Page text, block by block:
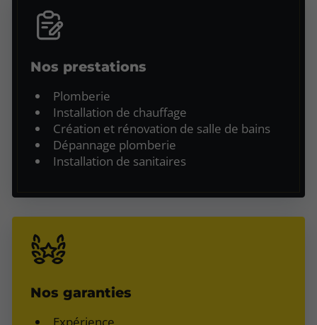
Nos prestations
Plomberie
Installation de chauffage
Création et rénovation de salle de bains
Dépannage plomberie
Installation de sanitaires
Nos garanties